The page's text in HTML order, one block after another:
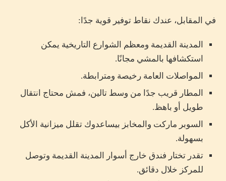
في المقابل، عندك نقاط توفير قوية جدًا:
المدينة القديمة ومعظم الشوارع التاريخية يمكن
استكشافها بالمشي مجانًا.
المواصلات العامة رخيصة ومترابطة.
المطار قريب جدًا من وسط تالين، فمش محتاج انتقال
طويل أو باهظ.
السوبر ماركت والمخابز بيساعدوك تقلل ميزانية الأكل
بسهولة.
تقدر تختار فندق خارج أسوار المدينة القديمة وتوصل
للمركز خلال دقائق.